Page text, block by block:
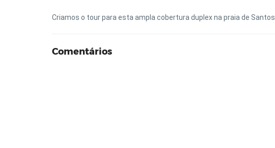
Criamos o tour para esta ampla cobertura duplex na praia de Santos.
Comentários